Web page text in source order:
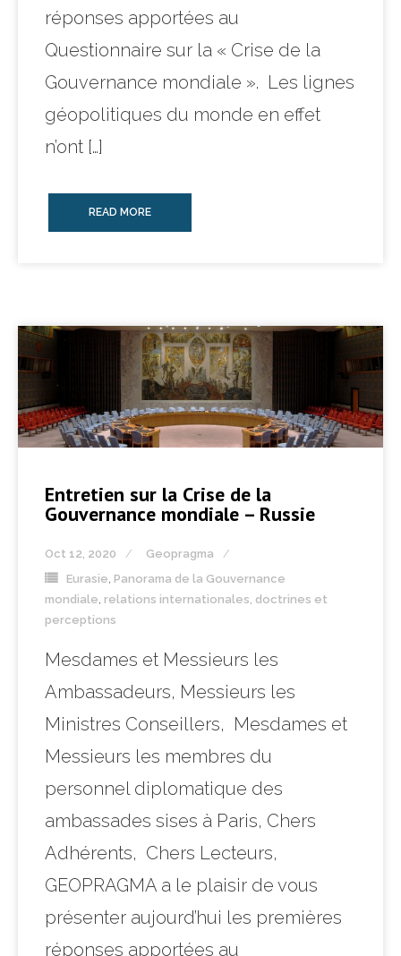
réponses apportées au
Questionnaire sur la « Crise de la
Gouvernance mondiale ». Les lignes
géopolitiques du monde en effet
n’ont […]
READ MORE
Entretien sur la Crise de la
Gouvernance mondiale – Russie
Oct 12, 2020
Geopragma
Eurasie Panorama de la Gouvernance
mondiale relations internationales, doctrines et
perceptions
Mesdames et Messieurs les
Ambassadeurs, Messieurs les
Ministres Conseillers, Mesdames et
Messieurs les membres du
personnel diplomatique des
ambassades sises à Paris, Chers
Adhérents, Chers Lecteurs,
GEOPRAGMA a le plaisir de vous
présenter aujourd’hui les premières
réponses apportées au